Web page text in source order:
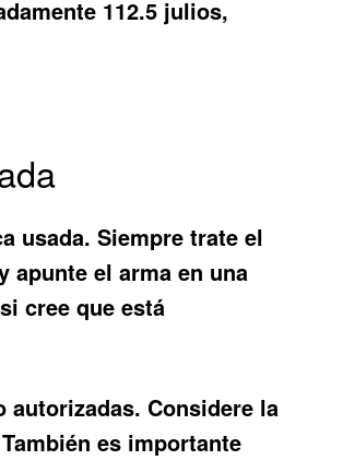
112.5 julios,
usada. Siempre trate el
apunte el arma en una
cree que está
autorizadas. Considere la
es importante